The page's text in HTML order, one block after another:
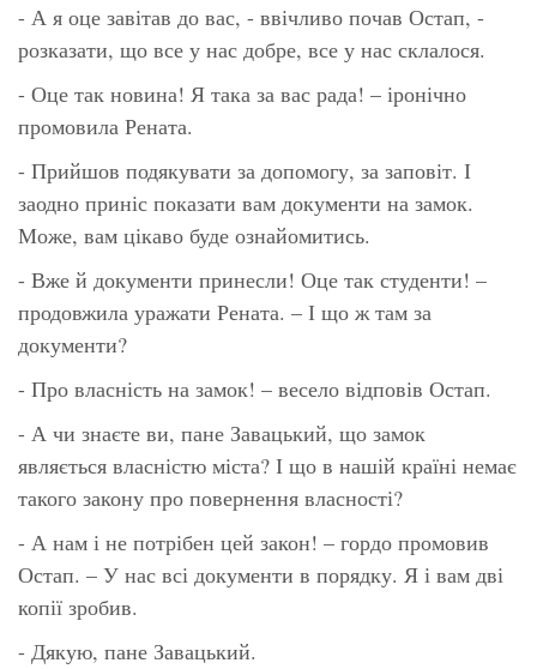
- А я оце завітав до вас, - ввічливо почав Остап, -
розказати, що все у нас добре, все у нас склалося.
- Оце так новина! Я така за вас рада! – іронічно
промовила Рената.
- Прийшов подякувати за допомогу, за заповіт. І
заодно приніс показати вам документи на замок.
Може, вам цікаво буде ознайомитись.
- Вже й документи принесли! Оце так студенти! –
продовжила уражати Рената. – І що ж там за
документи?
- Про власність на замок! – весело відповів Остап.
- А чи знаєте ви, пане Завацький, що замок
являється власністю міста? І що в нашій країні немає
такого закону про повернення власності?
- А нам і не потрібен цей закон! – гордо промовив
Остап. – У нас всі документи в порядку. Я і вам дві
копії зробив.
- Дякую, пане Завацький.